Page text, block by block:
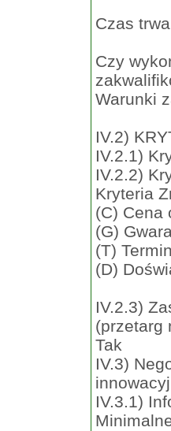
Czas
Czy
Warunki
IV.2)
IV.2.1)
IV.2.2)
Kryteria
(C) Cena
(G)
(T)
(D)
IV.2.3)
(przetarg
Tak
IV.3)
IV.3.1)